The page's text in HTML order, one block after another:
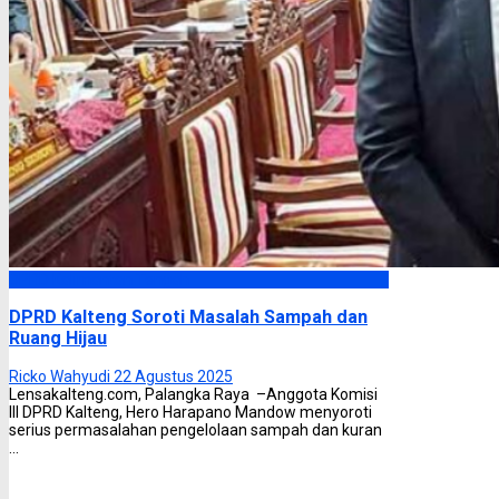
DPRD Kalteng Soroti Masalah Sampah dan
Ruang Hijau
Ricko Wahyudi 22 Agustus 2025
Lensakalteng.com, Palangka Raya –Anggota Komisi
III DPRD Kalteng, Hero Harapano Mandow menyoroti
serius permasalahan pengelolaan sampah dan kuran